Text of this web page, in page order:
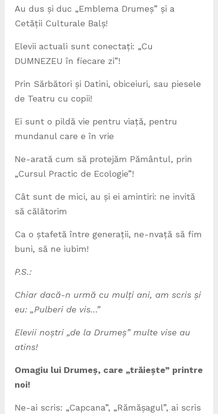
Au dus și duc „Emblema Drumeș” și a
Cetății Culturale Balș!
Elevii actuali sunt conectați: „Cu
DUMNEZEU în fiecare zi”!
Prin Sărbători și Datini, obiceiuri, sau piesele
de Teatru cu copii!
Ei sunt o pildă vie pentru viață, pentru
mundanul care e în vrie
Ne-arată cum să protejăm Pământul, prin
„Cursul Practic de Ecologie”!
Cât sunt de mici, au și ei amintiri: ne invită
să călătorim
Ca o ștafetă între generații, ne-nvață să fim
buni, să ne iubim!
P.S.:
Chiar dacă-n urmă cu mulți ani, am scris și
eu: „Pulberi de vis…”
Elevii noștri „de la Drumeș” multe vise au
atins!
Omagiu lui Drumeș, care „trăiește” printre
noi!
Ne-ai scris: „Capcana”, „Rămășagul”, ai scris